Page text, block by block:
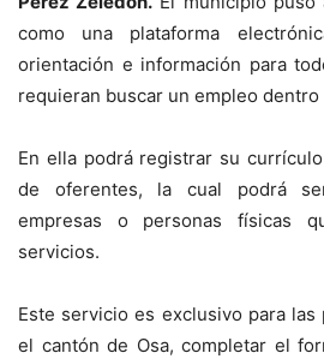
como una plataforma
orientación e información para
requieran buscar un empleo dentro
En ella podrá registrar su
de oferentes, la cual podrá
empresas o personas físicas
servicios.
Este servicio es exclusivo para
el cantón de Osa, completar el